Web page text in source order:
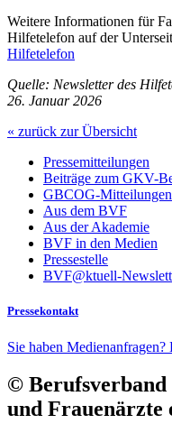
Weitere Informationen für
Hilfetelefon auf der
Hilfetelefon
Quelle: Newsletter des
26. Januar 2026
« zurück zur Übersicht
Pressemitteilungen
Beiträge zum GKV-
GBCOG-Mitteilungen
Aus dem BVF
Aus der Akademie
BVF in den Medien
Pressestelle
BVF@ktuell-
Pressekontakt
Sie haben
©
und Frauenärzte